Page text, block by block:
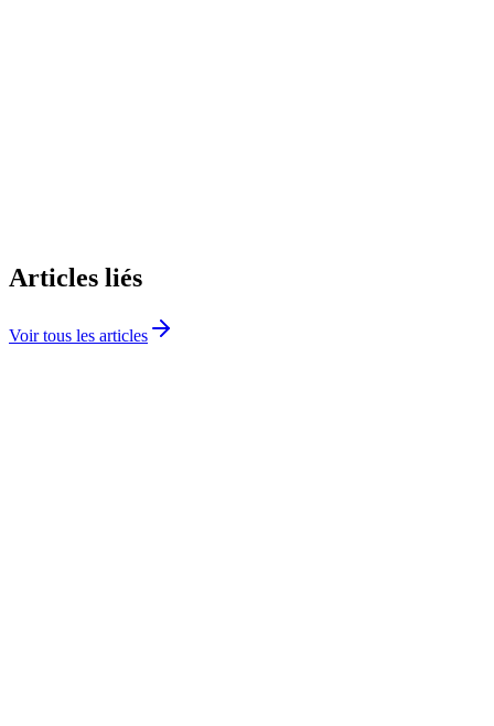
Articles liés
Voir tous les articles